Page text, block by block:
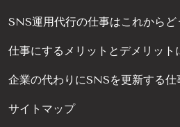
SNS運用代行の仕事はこれからど
仕事にするメリットとデメリット
企業の代わりにSNSを更新する仕
サイトマップ